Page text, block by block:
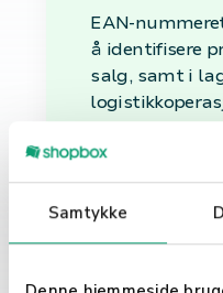
Samtykke
EAN-
å identifisere
salg, samt i
identifikator
kan skannes